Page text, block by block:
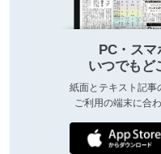
PC・ス
いつでもど
紙面とテキスト記事
ご利用の端末に合